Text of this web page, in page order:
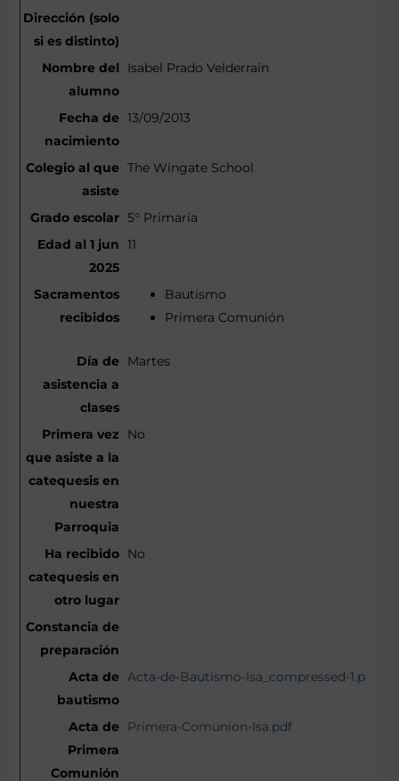
Isabel Prado Velderrain
13/09/2013
The Wingate School
5° Primaria
11
Bautismo
Primera Comunión
Martes
No
No
Acta-de-Bautismo-Isa_compressed-1.pdf
Primera-Comunion-Isa.pdf